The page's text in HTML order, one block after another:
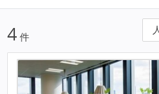
4 件